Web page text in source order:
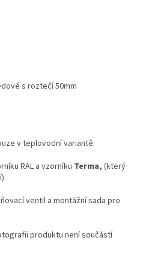
s roztečí 50mm
v teplovodní variantě.
RAL a vzorníku Terma, (který
ventil a montážní sada pro
produktu není součástí